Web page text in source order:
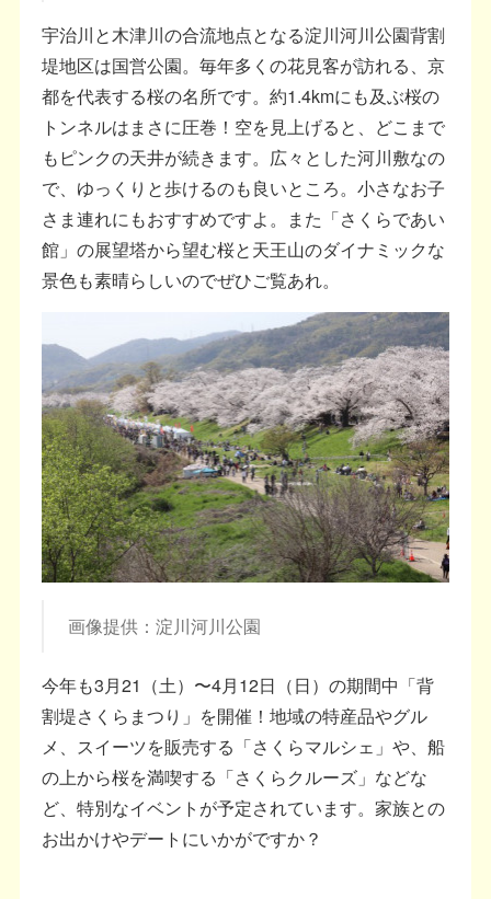
宇治川と木津川の合流地点となる淀川河川公園背割
堤地区は国営公園。毎年多くの花見客が訪れる、京
都を代表する桜の名所です。約1.4kmにも及ぶ桜の
トンネルはまさに圧巻！空を見上げると、どこまで
もピンクの天井が続きます。広々とした河川敷なの
で、ゆっくりと歩けるのも良いところ。小さなお子
さま連れにもおすすめですよ。また「さくらであい
館」の展望塔から望む桜と天王山のダイナミックな
景色も素晴らしいのでぜひご覧あれ。
画像提供：淀川河川公園
今年も3月21（土）〜4月12日（日）の期間中「背
割堤さくらまつり」を開催！地域の特産品やグル
メ、スイーツを販売する「さくらマルシェ」や、船
の上から桜を満喫する「さくらクルーズ」などな
ど、特別なイベントが予定されています。家族との
お出かけやデートにいかがですか？